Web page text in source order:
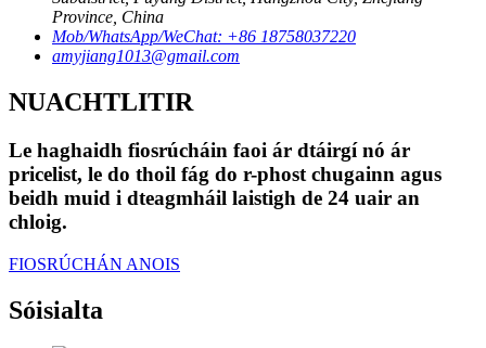
Province, China
Mob/WhatsApp/WeChat: +86 18758037220
amyjiang1013@gmail.com
NUACHTLITIR
Le haghaidh fiosrúcháin faoi ár dtáirgí nó ár
pricelist, le do thoil fág do r-phost chugainn agus
beidh muid i dteagmháil laistigh de 24 uair an
chloig.
FIOSRÚCHÁN ANOIS
Sóisialta